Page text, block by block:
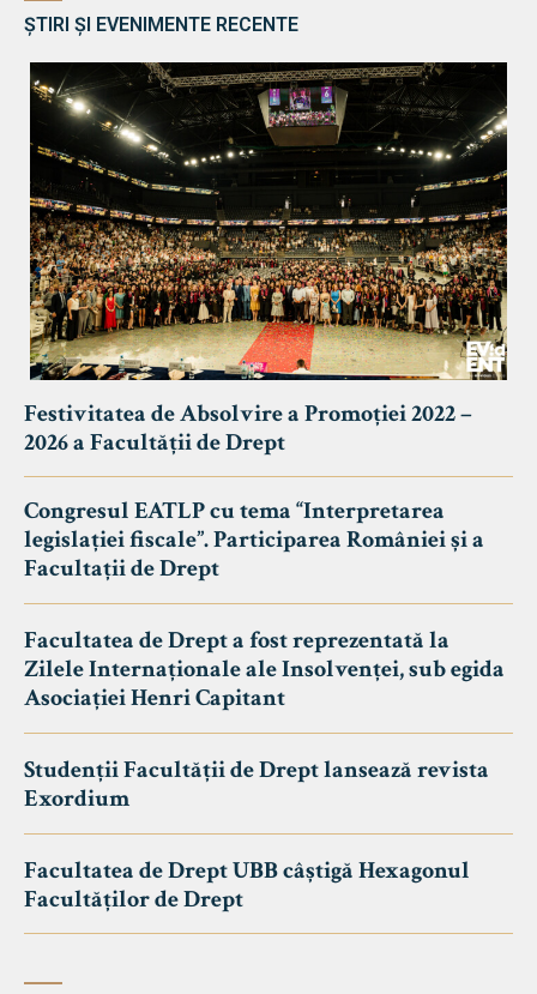
ȘTIRI ȘI EVENIMENTE RECENTE
Festivitatea de Absolvire a Promoției 2022 –
2026 a Facultății de Drept
Congresul EATLP cu tema “Interpretarea
legislației fiscale”. Participarea României și a
Facultații de Drept
Facultatea de Drept a fost reprezentată la
Zilele Internaționale ale Insolvenței, sub egida
Asociației Henri Capitant
Studenții Facultății de Drept lansează revista
Exordium
Facultatea de Drept UBB câștigă Hexagonul
Facultăților de Drept